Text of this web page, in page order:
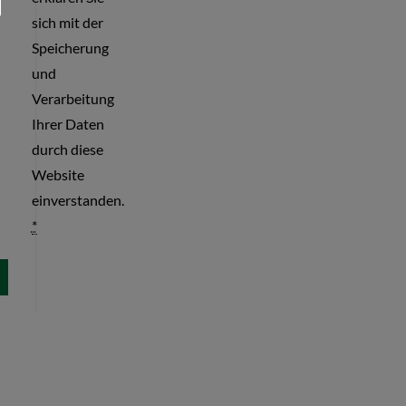
sich mit der
Speicherung
und
Verarbeitung
Ihrer Daten
durch diese
Website
einverstanden.
*